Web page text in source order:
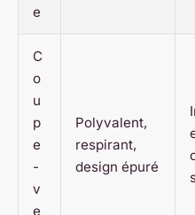
e
C
o
u
p
e
-
v
e
Polyvalent,
respirant,
design épuré